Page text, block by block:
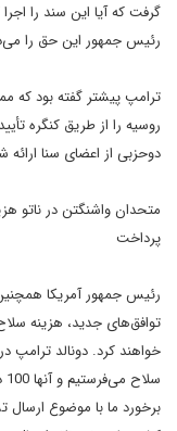
گرفت که آیا این سند را
رئیس جمهور این حق را
ترامپ پیشتر گفته بود
روسیه را از طریق کنگره
دوحزبی از اعضای سنا ارائه
متحدان واشنگتن در ناتو
پرداخت
رئیس جمهور آمریکا
توافق‌های جدید، هزینه
خواهند کرد. دونالد ترامپ
برخورد ما با موضوع